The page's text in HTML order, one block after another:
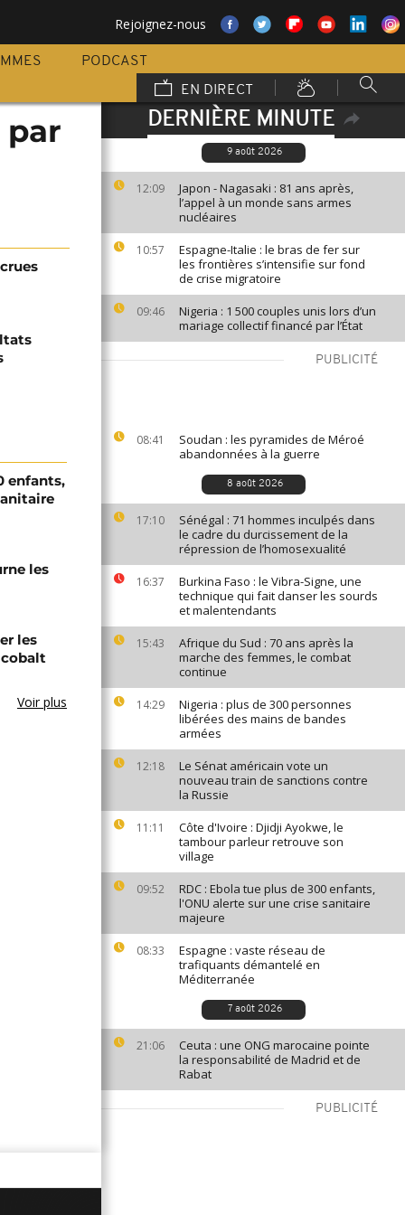
Rejoignez-nous
PODCAST
EN DIRECT
DERNIÈRE MINUTE
9 août 2026
12:09
Japon - Nagasaki : 81 ans après,
l’appel à un monde sans armes
nucléaires
10:57
Espagne-Italie : le bras de fer sur
les frontières s’intensifie sur fond
de crise migratoire
09:46
Nigeria : 1 500 couples unis lors d’un
mariage collectif financé par l’État
PUBLICITÉ
08:41
Soudan : les pyramides de Méroé
abandonnées à la guerre
8 août 2026
17:10
Sénégal : 71 hommes inculpés dans
le cadre du durcissement de la
répression de l’homosexualité
16:37
Burkina Faso : le Vibra-Signe, une
technique qui fait danser les sourds
et malentendants
15:43
Afrique du Sud : 70 ans après la
marche des femmes, le combat
continue
14:29
Nigeria : plus de 300 personnes
libérées des mains de bandes
armées
12:18
Le Sénat américain vote un
nouveau train de sanctions contre
la Russie
11:11
Côte d'Ivoire : Djidji Ayokwe, le
tambour parleur retrouve son
village
09:52
RDC : Ebola tue plus de 300 enfants,
l'ONU alerte sur une crise sanitaire
majeure
08:33
Espagne : vaste réseau de
trafiquants démantelé en
Méditerranée
7 août 2026
21:06
Ceuta : une ONG marocaine pointe
la responsabilité de Madrid et de
Rabat
PUBLICITÉ
par
enfants,
les
les
Voir plus